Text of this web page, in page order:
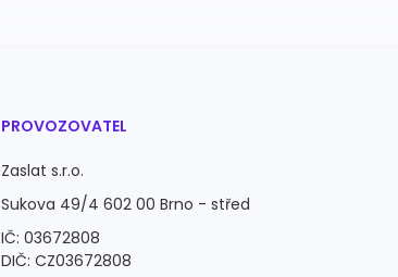
PROVOZOVATEL
Zaslat s.r.o.
Sukova 49/4 602 00 Brno - střed
IČ: 03672808
DIČ: CZ03672808